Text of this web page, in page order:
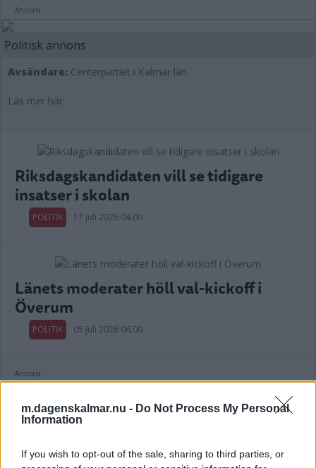
m.dagenskalmar.nu - Do Not Process My Personal
Information
If you wish to opt-out of the sale, sharing to third parties, or
Annons:
Politisk annons
Avsändare: Centerpartiet i Kalmar län
Läs mer här
Riksdagskandidaten vill se tidigare
insatser i skolan
POLITIK 17 juli 2026 04.00
Länets moderater höll val-kickoff i
Överum
POLITIK 05 juli 2026 06.00
Annons:
Var med och stängde avdelningen – nu